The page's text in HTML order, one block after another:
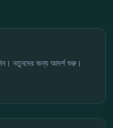
নতুনদের জন্য আদর্শ শুরু।